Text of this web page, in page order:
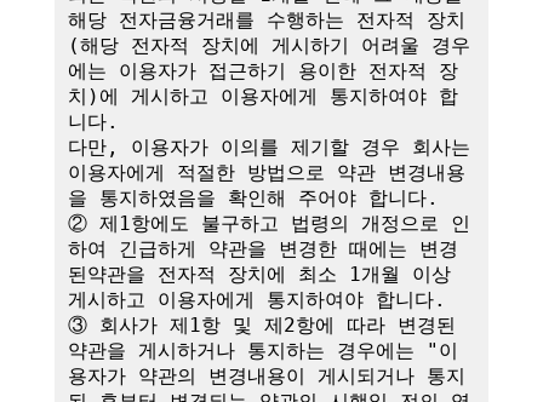
해당 전자금융거래를 수행하는 전자적 장치
(해당 전자적 장치에 게시하기 어려울 경우
에는 이용자가 접근하기 용이한 전자적 장
치)에 게시하고 이용자에게 통지하여야 합
니다.
다만, 이용자가 이의를 제기할 경우 회사는
이용자에게 적절한 방법으로 약관 변경내용
을 통지하였음을 확인해 주어야 합니다.
② 제1항에도 불구하고 법령의 개정으로 인
하여 긴급하게 약관을 변경한 때에는 변경
된약관을 전자적 장치에 최소 1개월 이상
게시하고 이용자에게 통지하여야 합니다.
③ 회사가 제1항 및 제2항에 따라 변경된
약관을 게시하거나 통지하는 경우에는 "이
용자가 약관의 변경내용이 게시되거나 통지